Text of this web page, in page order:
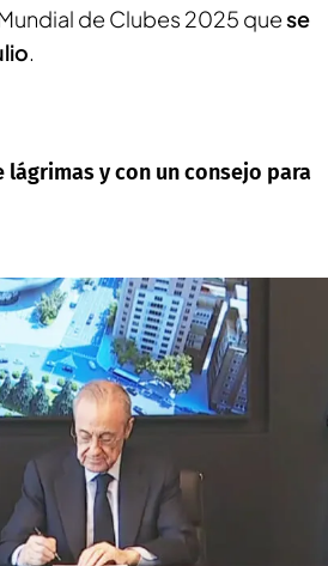
de Clubes 2025 quese
.
y con un consejo para